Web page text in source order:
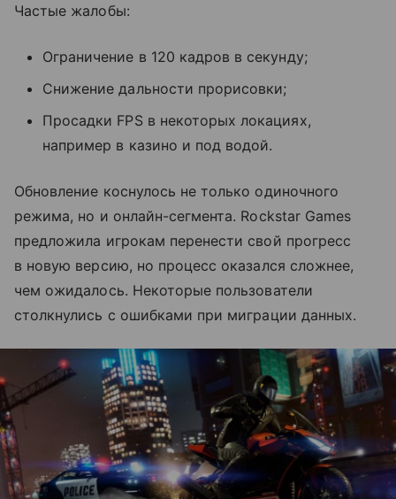
Частые жалобы:
Ограничение в 120 кадров в секунду;
Снижение дальности прорисовки;
Просадки FPS в некоторых локациях,
например в казино и под водой.
Обновление коснулось не только одиночного
режима, но и онлайн-сегмента. Rockstar Games
предложила игрокам перенести свой прогресс
в новую версию, но процесс оказался сложнее,
чем ожидалось. Некоторые пользователи
столкнулись с ошибками при миграции данных.